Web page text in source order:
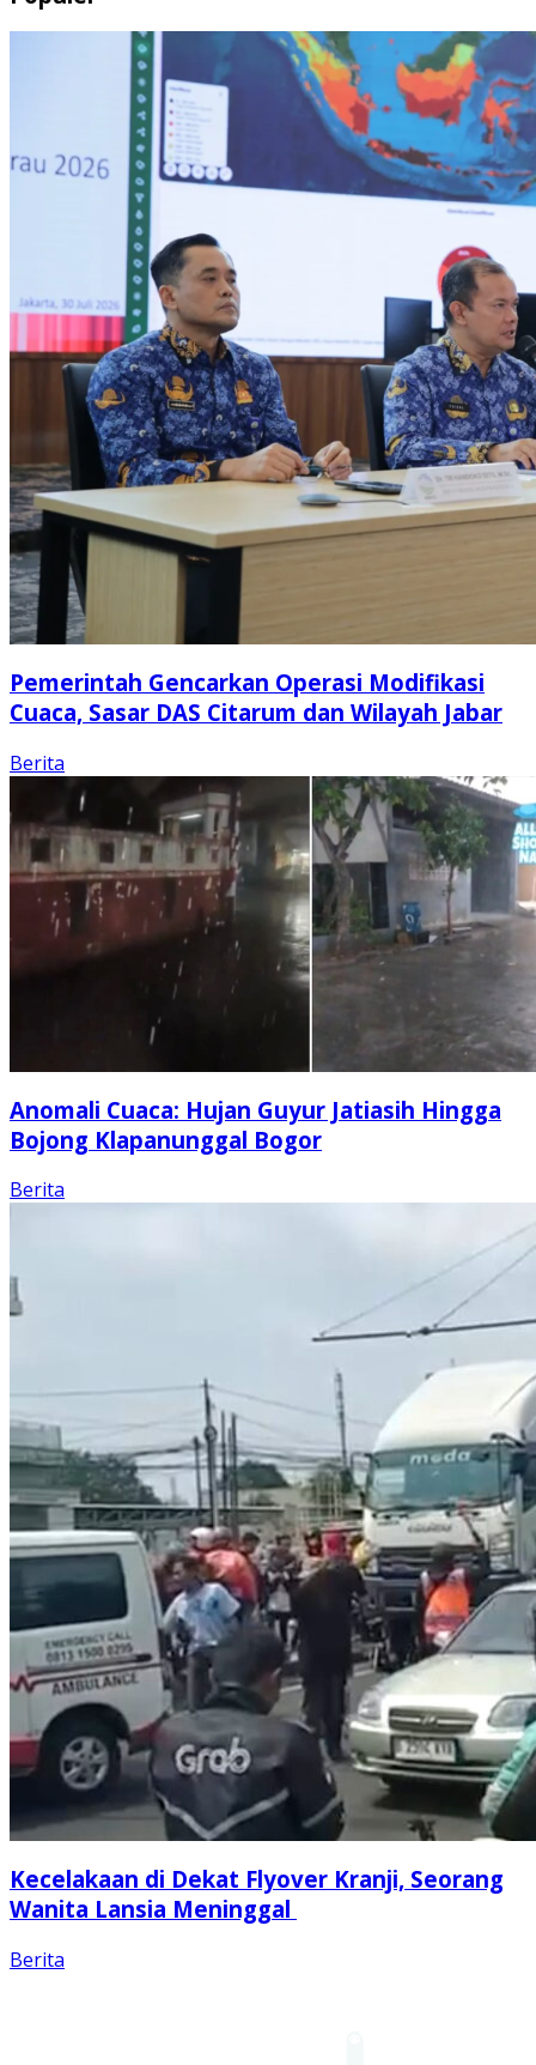
Pemerintah Gencarkan Operasi Modifikasi
Cuaca, Sasar DAS Citarum dan Wilayah Jabar
Berita
Anomali Cuaca: Hujan Guyur Jatiasih Hingga
Bojong Klapanunggal Bogor
Berita
Kecelakaan di Dekat Flyover Kranji, Seorang
Wanita Lansia Meninggal
Berita